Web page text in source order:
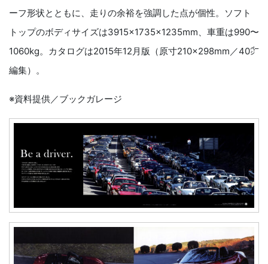
ーフ形状とともに、走りの余裕を強調した点が個性。ソフト
トップのボディサイズは3915×1735×1235mm、車重は990〜
1060kg。カタログは2015年12月版（原寸210×298mm／40㌻
編集）。
※資料提供／ブックガレージ